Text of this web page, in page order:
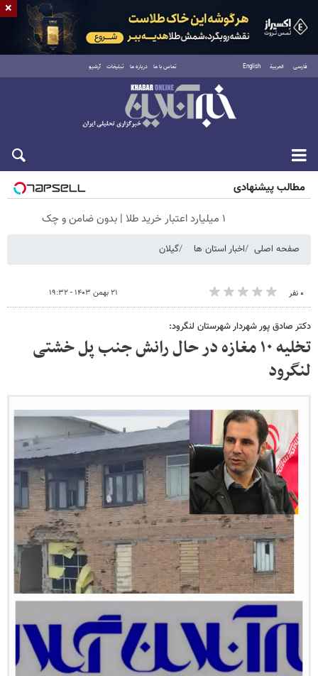
فارسی العربية English تماس با ما درباره ما تبلیغات آرشیو
شنبه ۱۷ مرداد ۱۴۰۵
مطالب پیشنهادی
۱ میلیارد اعتبار خرید طلا | بدون ضامن و چک
صفحه اصلی اخبار استان ها گیلان
۰ نفر ۲۱ بهمن ۱۴۰۳ - ۱۹:۳۲
دکتر صادق پور شهردار شهرستان لنگرود:
تخلیه ۱۰ مغازه در حال رانش جنب پل خشتی
لنگرود
×